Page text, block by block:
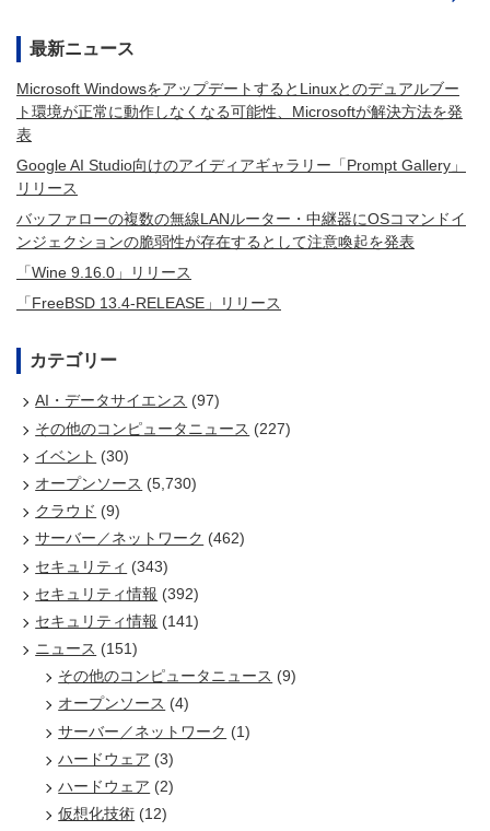
最新ニュース
Microsoft WindowsをアップデートするとLinuxとのデュアルブー
ト環境が正常に動作しなくなる可能性、Microsoftが解決方法を発
表
Google AI Studio向けのアイディアギャラリー「Prompt Gallery」
リリース
バッファローの複数の無線LANルーター・中継器にOSコマンドイ
ンジェクションの脆弱性が存在するとして注意喚起を発表
「Wine 9.16.0」リリース
「FreeBSD 13.4-RELEASE」リリース
カテゴリー
AI・データサイエンス (97)
その他のコンピュータニュース (227)
イベント (30)
オープンソース (5,730)
クラウド (9)
サーバー／ネットワーク (462)
セキュリティ (343)
セキュリティ情報 (392)
セキュリティ情報 (141)
ニュース (151)
その他のコンピュータニュース (9)
オープンソース (4)
サーバー／ネットワーク (1)
ハードウェア (3)
ハードウェア (2)
仮想化技術 (12)